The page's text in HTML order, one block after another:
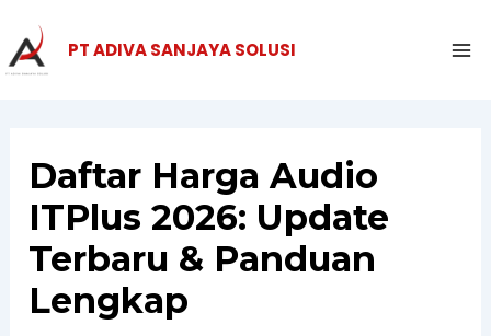
to
content
PT ADIVA SANJAYA SOLUSI
Daftar Harga Audio
ITPlus 2026: Update
Terbaru & Panduan
Lengkap